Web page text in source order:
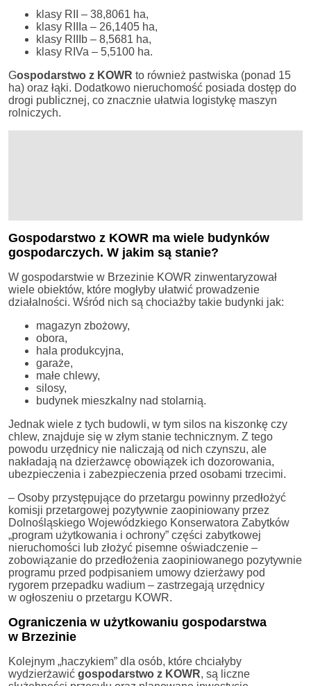
klasy RII – 38,8061 ha,
klasy RIIIa – 26,1405 ha,
klasy RIIIb – 8,5681 ha,
klasy RIVa – 5,5100 ha.
Gospodarstwo z KOWR to również pastwiska (ponad 15
ha) oraz łąki. Dodatkowo nieruchomość posiada dostęp do
drogi publicznej, co znacznie ułatwia logistykę maszyn
rolniczych.
Gospodarstwo z KOWR ma wiele budynków
gospodarczych. W jakim są stanie?
W gospodarstwie w Brzezinie KOWR zinwentaryzował
wiele obiektów, które mogłyby ułatwić prowadzenie
działalności. Wśród nich są chociażby takie budynki jak:
magazyn zbożowy,
obora,
hala produkcyjna,
garaże,
małe chlewy,
silosy,
budynek mieszkalny nad stolarnią.
Jednak wiele z tych budowli, w tym silos na kiszonkę czy
chlew, znajduje się w złym stanie technicznym. Z tego
powodu urzędnicy nie naliczają od nich czynszu, ale
nakładają na dzierżawcę obowiązek ich dozorowania,
ubezpieczenia i zabezpieczenia przed osobami trzecimi.
– Osoby przystępujące do przetargu powinny przedłożyć
komisji przetargowej pozytywnie zaopiniowany przez
Dolnośląskiego Wojewódzkiego Konserwatora Zabytków
„program użytkowania i ochrony” części zabytkowej
nieruchomości lub złożyć pisemne oświadczenie –
zobowiązanie do przedłożenia zaopiniowanego pozytywnie
programu przed podpisaniem umowy dzierżawy pod
rygorem przepadku wadium – zastrzegają urzędnicy
w ogłoszeniu o przetargu KOWR.
Ograniczenia w użytkowaniu gospodarstwa
w Brzezinie
Kolejnym „haczykiem” dla osób, które chciałyby
wydzierżawić gospodarstwo z KOWR, są liczne